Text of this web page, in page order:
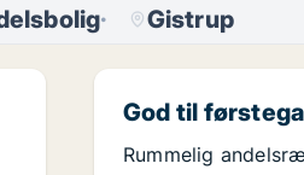
Gistrup
God til
Rummelig